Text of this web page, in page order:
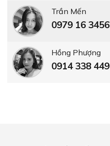
Trần Mến
0979 16 3456
Hồng Phượng
0914 338 449